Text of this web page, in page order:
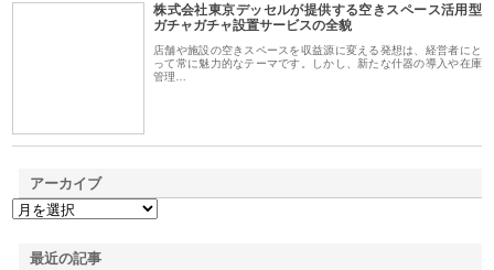
株式会社東京デッセルが提供する空きスペース活用型
ガチャガチャ設置サービスの全貌
店舗や施設の空きスペースを収益源に変える発想は、経営者にと
って常に魅力的なテーマです。しかし、新たな什器の導入や在庫
管理…
アーカイブ
最近の記事